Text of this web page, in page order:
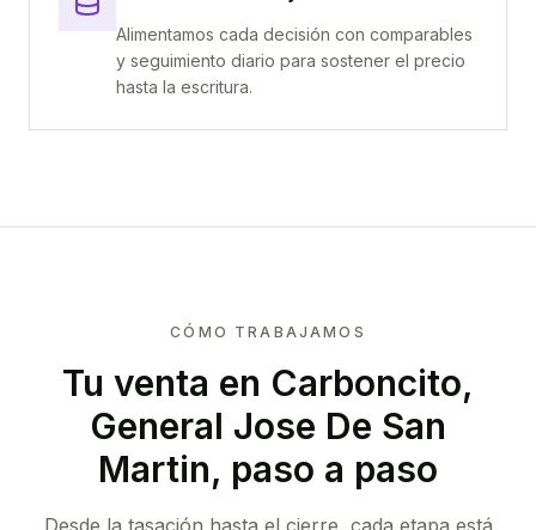
Alimentamos cada decisión con comparables
y seguimiento diario para sostener el precio
hasta la escritura.
CÓMO TRABAJAMOS
Tu venta en Carboncito,
General Jose De San
Martin, paso a paso
Desde la tasación hasta el cierre, cada etapa está